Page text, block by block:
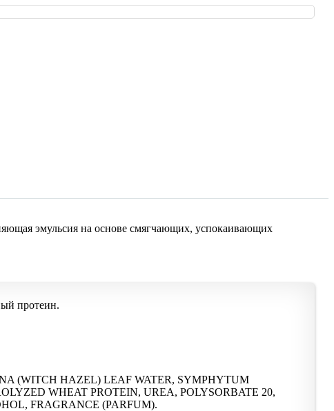
эмульсия на основе смягчающих, успокаивающих
протеин.
(WITCH HAZEL) LEAF WATER, SYMPHYTUM
WHEAT PROTEIN, UREA, POLYSORBATE 20,
FRAGRANCE (PARFUM).